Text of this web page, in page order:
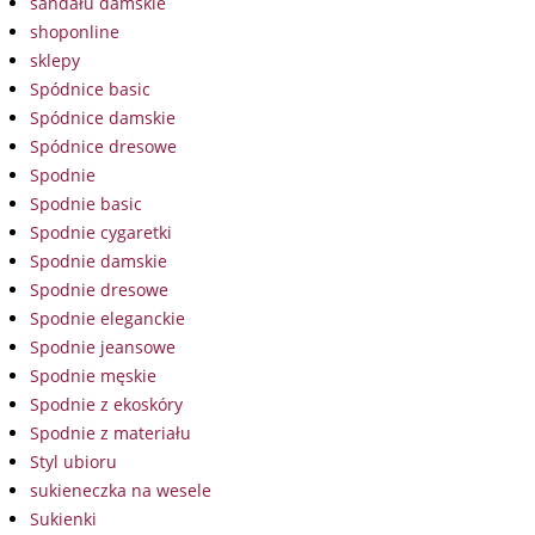
shoponline
sklepy
Spódnice basic
Spódnice damskie
Spódnice dresowe
Spodnie
Spodnie basic
Spodnie cygaretki
Spodnie damskie
Spodnie dresowe
Spodnie eleganckie
Spodnie jeansowe
Spodnie męskie
Spodnie z ekoskóry
Spodnie z materiału
Styl ubioru
sukieneczka na wesele
Sukienki